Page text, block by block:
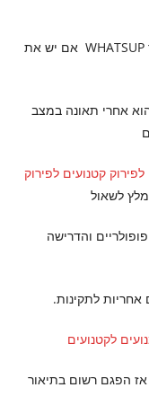
במידה ולא מצאתם באתר מומלץ לשאול דרך WHATSUP אם יש את
אחרי תאונה במצב
קטנועים לפירוק
לשאול
והדרישה
לתקינות.
לקטנועים
רשום בתיאור